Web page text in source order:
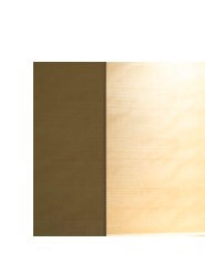
樽田裕史
そしてこ